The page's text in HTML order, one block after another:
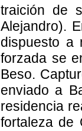
traición de
Alejandro).
dispuesto a
forzada se
Beso.
enviado a
residencia
fortaleza de